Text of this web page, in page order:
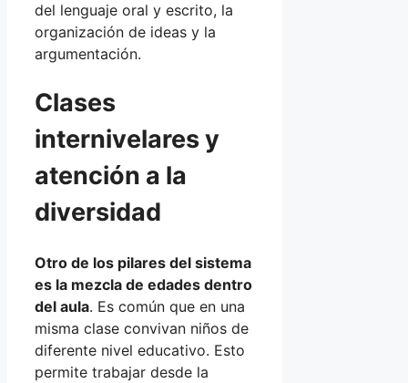
del lenguaje oral y escrito, la
organización de ideas y la
argumentación.
Clases
internivelares y
atención a la
diversidad
Otro de los pilares del sistema
es la mezcla de edades dentro
del aula. Es común que en una
misma clase convivan niños de
diferente nivel educativo. Esto
permite trabajar desde la